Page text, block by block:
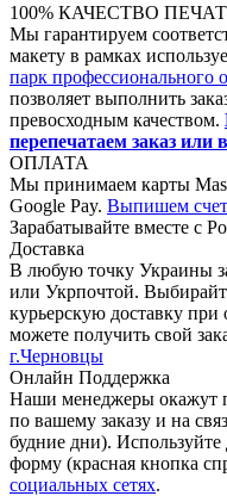
100% КАЧЕСТВО
Мы гарантируем
макету в рамках
парк профессионального
позволяет выполнить
превосходным качеством.
перепечатаем заказ или
ОПЛАТА
Мы принимаем карты
Google Pay. Выпишем счет
Зарабатывайте вместе с
Доставка
В любую точку Украины
или Укрпочтой.
курьерскую доставку
можете получить свой
г.Черновцы
Онлайн Поддержка
Наши менеджеры окажут
по вашему заказу и на
будние дни). Используйте
форму (красная кнопка
социальных сетях.